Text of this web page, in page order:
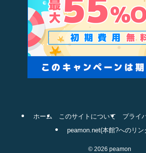
ホーム このサイトについて
プライ
peamon.net(本館?へのリン
© 2026 peamon